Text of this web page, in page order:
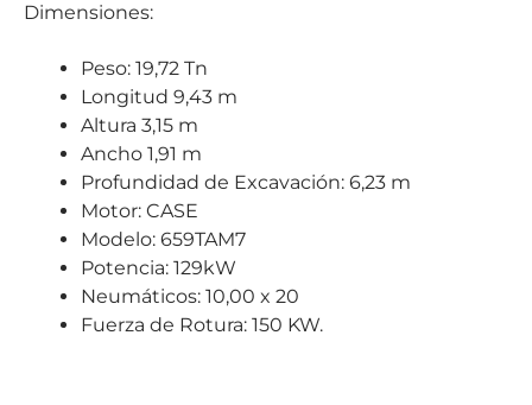
Dimensiones:
Peso: 19,72 Tn
Longitud 9,43 m
Altura 3,15 m
Ancho 1,91 m
Profundidad de Excavación: 6,23 m
Motor: CASE
Modelo: 659TAM7
Potencia: 129kW
Neumáticos: 10,00 x 20
Fuerza de Rotura: 150 KW.